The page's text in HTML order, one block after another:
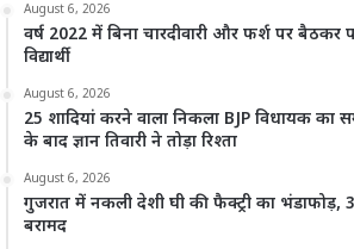
August 6, 2026
वर्ष 2022 में बिना चारदीवारी और फर्श पर
विद्यार्थी
August 6, 2026
25 शादियां करने वाला निकला BJP विधायक
के बाद ज्ञान तिवारी ने तोड़ा रिश्ता
August 6, 2026
गुजरात में नकली देशी घी की फैक्ट्री का भंडाफोड़,
बरामद